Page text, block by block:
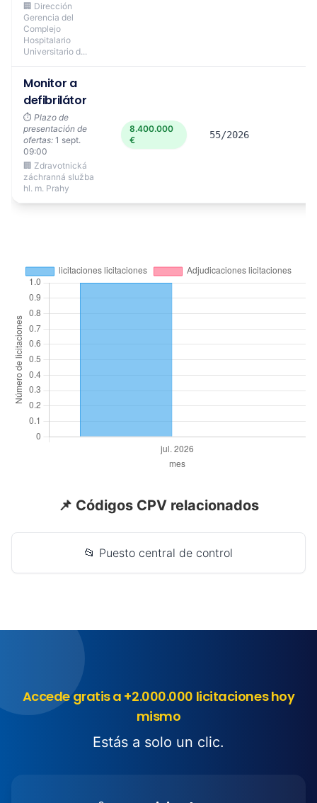
🏢 Dirección
Gerencia del
Complejo
Hospitalario
Universitario d...
Monitor a
defibrilátor
⏱️ Plazo de
presentación de
ofertas: 1 sept.
09:00
🏢 Zdravotnická
záchranná služba
hl. m. Prahy
8.400.000
€
55/2026
📌 Códigos CPV relacionados
📂 Puesto central de control
Accede gratis a +2.000.000 licitaciones hoy
mismo
Estás a solo un clic.